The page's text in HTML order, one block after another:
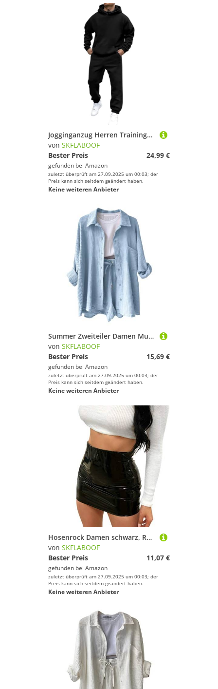
Jogginganzug Herren Trainingsanzug Freizeitanzug Einfarbig Hoodie Mit Kapuze Langarm Mit Taschen Hausanzug 2-Teilig Fitness Kapuzenjacke Jogginghose Jogginganzug Sportanzug Set 00a Schwarz XL
von SKFLABOOF
Bester Preis
24,99 €
gefunden bei Amazon
zuletzt überprüft am 27.09.2025 um 00:03; der
Preis kann sich seitdem geändert haben.
Keine weiteren Anbieter
Summer Zweiteiler Damen Musselin Bluse Set, Elegant Leinen Bluse Hemd Und Shorts Einfarbig Lounge Set Strand Y2k Clothes Sportanzug Oversize Freizeitanzug Kurzarm Hausanzug Outfits Blau XXL
von SKFLABOOF
Bester Preis
15,69 €
gefunden bei Amazon
zuletzt überprüft am 27.09.2025 um 00:03; der
Preis kann sich seitdem geändert haben.
Keine weiteren Anbieter
Hosenrock Damen schwarz, Rock Mit Hose Drunter 2 In 1 Shorts Damen Sport Sommerrock Skort Tennisrock Röcke Für Sommer Fahrrad School of Schwarz, S
von SKFLABOOF
Bester Preis
11,07 €
gefunden bei Amazon
zuletzt überprüft am 27.09.2025 um 00:03; der
Preis kann sich seitdem geändert haben.
Keine weiteren Anbieter